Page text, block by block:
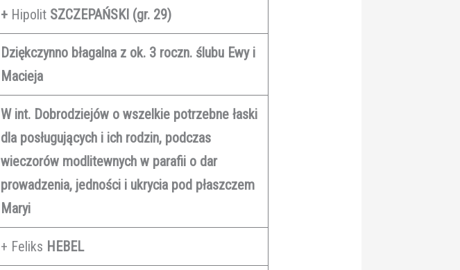
+ Hipolit SZCZEPAŃSKI (gr. 29)
Dziękczynno błagalna z ok. 3 roczn. ślubu Ewy i
Macieja
W int. Dobrodziejów o wszelkie potrzebne łaski
dla posługujących i ich rodzin, podczas
wieczorów modlitewnych w parafii o dar
prowadzenia, jedności i ukrycia pod płaszczem
Maryi
+ Feliks HEBEL